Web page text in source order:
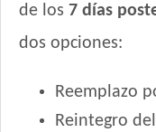
de los 7 días
dos opciones:
Reemplazo
Reintegro del